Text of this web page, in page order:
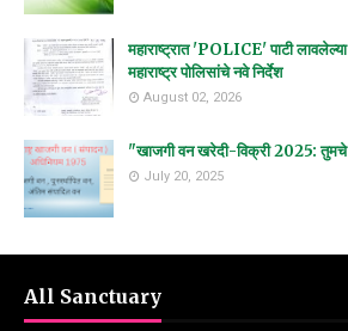
महाराष्ट्रात 'POLICE' पाटी लावलेल्या
महाराष्ट्र पोलिसांचे नवे निर्देश
August 02, 2026
"खाजगी वन खरेदी-विक्री 2025: तुमचे
July 20, 2025
All Sanctuary